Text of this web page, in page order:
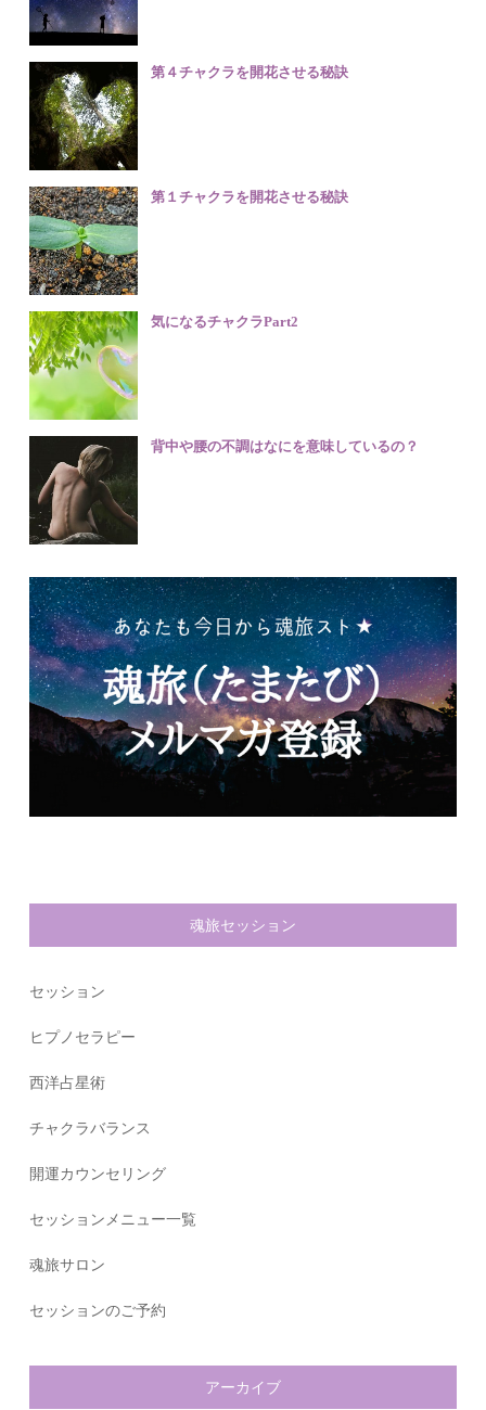
第４チャクラを開花させる秘訣
第１チャクラを開花させる秘訣
気になるチャクラPart2
背中や腰の不調はなにを意味しているの？
魂旅セッション
セッション
ヒプノセラピー
西洋占星術
チャクラバランス
開運カウンセリング
セッションメニュー一覧
魂旅サロン
セッションのご予約
アーカイブ